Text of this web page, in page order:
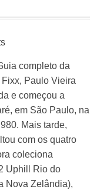
completo da
Fixx, Paulo Vieira
e começou a
em São Paulo, na
Mais tarde,
com os quatro
coleciona
Uphill Rio do
Nova Zelândia),